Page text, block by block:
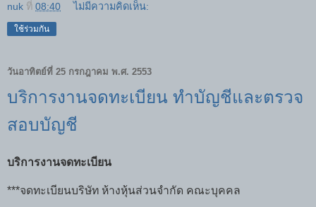
nuk ที่ 08:40 ไม่มีความคิดเห็น:
ใช้ร่วมกัน
วันอาทิตย์ที่ 25 กรกฎาคม พ.ศ. 2553
บริการงานจดทะเบียน ทำบัญชีและตรวจ
สอบบัญชี
บริการงานจดทะเบียน
***จดทะเบียนบริษัท ห้างหุ้นส่วนจำกัด คณะบุคคล